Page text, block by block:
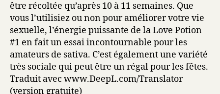
être récoltée qu’après 10 à 11 semaines. Que
vous l’utilisiez ou non pour améliorer votre vie
sexuelle, l’énergie puissante de la Love Potion
#1 en fait un essai incontournable pour les
amateurs de sativa. C’est également une variété
très sociale qui peut être un régal pour les fêtes.
Traduit avec www.DeepL.com/Translator
(version gratuite)